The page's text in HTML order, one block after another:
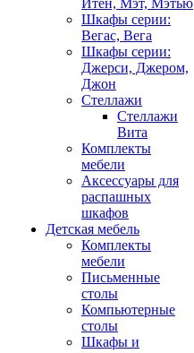
Итен, Мэт, Мэтью
Шкафы серии:
Вегас, Вега
Шкафы серии:
Джерси, Джером,
Джон
Стеллажи
Стеллажи
Вита
Комплекты
мебели
Аксессуары для
распашных
шкафов
Детская мебель
Комплекты
мебели
Письменные
столы
Компьютерные
столы
Шкафы и